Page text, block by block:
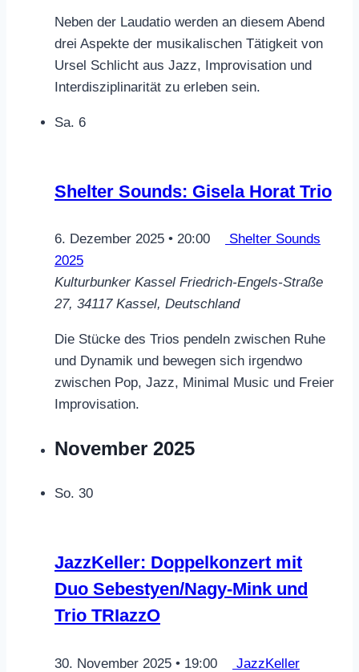
Neben der Laudatio werden an diesem Abend
drei Aspekte der musikalischen Tätigkeit von
Ursel Schlicht aus Jazz, Improvisation und
Interdisziplinarität zu erleben sein.
Sa. 6
Shelter Sounds: Gisela Horat Trio
6. Dezember 2025 • 20:00
Shelter Sounds
2025
Kulturbunker Kassel Friedrich-Engels-Straße
27, 34117 Kassel, Deutschland
Die Stücke des Trios pendeln zwischen Ruhe
und Dynamik und bewegen sich irgendwo
zwischen Pop, Jazz, Minimal Music und Freier
Improvisation.
November 2025
So. 30
JazzKeller: Doppelkonzert mit
Duo Sebestyen/Nagy-Mink und
Trio TRIazzO
30. November 2025 • 19:00
JazzKeller